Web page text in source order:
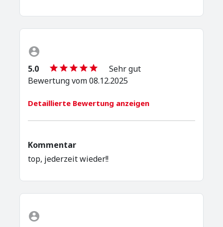
5.0
Sehr gut
Bewertung vom 08.12.2025
Detaillierte Bewertung anzeigen
Kommentar
top, jederzeit wieder!!